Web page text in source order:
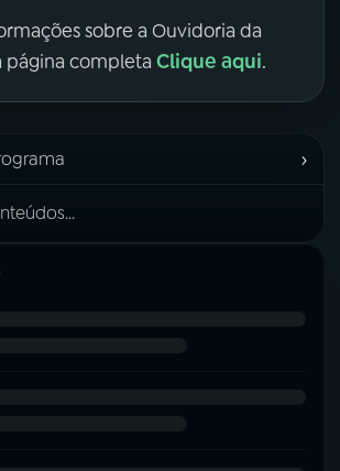
sobre a Ouvidoria da
página completa Clique aqui.
›